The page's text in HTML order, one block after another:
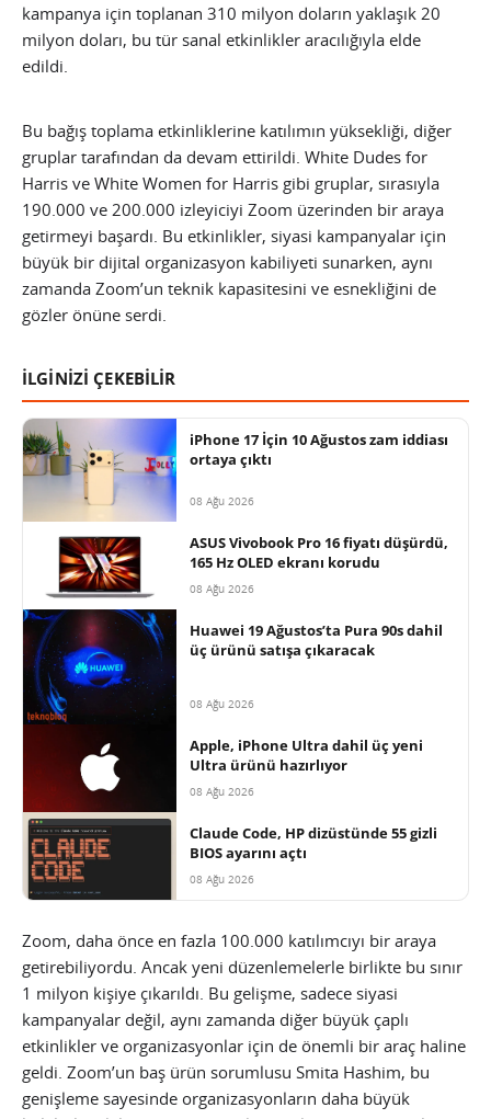
kampanya için toplanan 310 milyon doların yaklaşık 20
milyon doları, bu tür sanal etkinlikler aracılığıyla elde
edildi.
Bu bağış toplama etkinliklerine katılımın yüksekliği, diğer
gruplar tarafından da devam ettirildi. White Dudes for
Harris ve White Women for Harris gibi gruplar, sırasıyla
190.000 ve 200.000 izleyiciyi Zoom üzerinden bir araya
getirmeyi başardı. Bu etkinlikler, siyasi kampanyalar için
büyük bir dijital organizasyon kabiliyeti sunarken, aynı
zamanda Zoom’un teknik kapasitesini ve esnekliğini de
gözler önüne serdi.
İLGİNİZİ ÇEKEBİLİR
iPhone 17 İçin 10 Ağustos zam iddiası
ortaya çıktı
08 Ağu 2026
ASUS Vivobook Pro 16 fiyatı düşürdü,
165 Hz OLED ekranı korudu
08 Ağu 2026
Huawei 19 Ağustos’ta Pura 90s dahil
üç ürünü satışa çıkaracak
08 Ağu 2026
Apple, iPhone Ultra dahil üç yeni
Ultra ürünü hazırlıyor
08 Ağu 2026
Claude Code, HP dizüstünde 55 gizli
BIOS ayarını açtı
08 Ağu 2026
Zoom, daha önce en fazla 100.000 katılımcıyı bir araya
getirebiliyordu. Ancak yeni düzenlemelerle birlikte bu sınır
1 milyon kişiye çıkarıldı. Bu gelişme, sadece siyasi
kampanyalar değil, aynı zamanda diğer büyük çaplı
etkinlikler ve organizasyonlar için de önemli bir araç haline
geldi. Zoom’un baş ürün sorumlusu Smita Hashim, bu
genişleme sayesinde organizasyonların daha büyük